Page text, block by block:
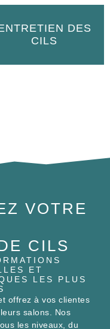
DES
CILS
VOTRE
CILS
ET
LES PLUS
offrez à vos clientes
salons. Nos
les niveaux, du